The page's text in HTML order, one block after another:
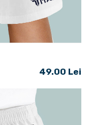
49.00 Lei